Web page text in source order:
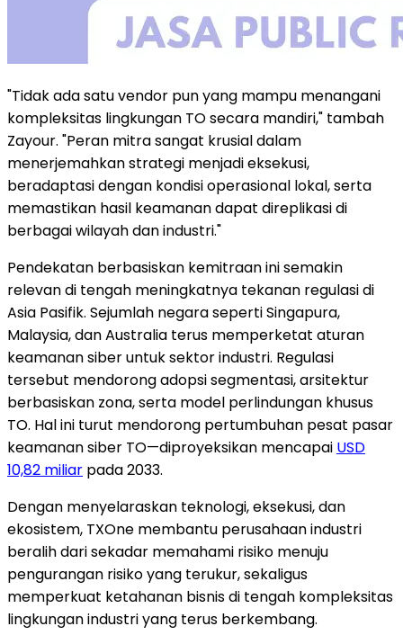
"Tidak ada satu vendor pun yang mampu menangani
kompleksitas lingkungan TO secara mandiri," tambah
Zayour. "Peran mitra sangat krusial dalam
menerjemahkan strategi menjadi eksekusi,
beradaptasi dengan kondisi operasional lokal, serta
memastikan hasil keamanan dapat direplikasi di
berbagai wilayah dan industri."
Pendekatan berbasiskan kemitraan ini semakin
relevan di tengah meningkatnya tekanan regulasi di
Asia Pasifik. Sejumlah negara seperti Singapura,
Malaysia, dan Australia terus memperketat aturan
keamanan siber untuk sektor industri. Regulasi
tersebut mendorong adopsi segmentasi, arsitektur
berbasiskan zona, serta model perlindungan khusus
TO. Hal ini turut mendorong pertumbuhan pesat pasar
keamanan siber TO—diproyeksikan mencapai USD
10,82 miliar pada 2033.
Dengan menyelaraskan teknologi, eksekusi, dan
ekosistem, TXOne membantu perusahaan industri
beralih dari sekadar memahami risiko menuju
pengurangan risiko yang terukur, sekaligus
memperkuat ketahanan bisnis di tengah kompleksitas
lingkungan industri yang terus berkembang.